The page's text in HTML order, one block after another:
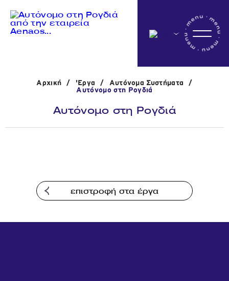
Η εταιρεία
Δραστηριότητες
Αρχική / 'Εργα / Αυτόνομα Συστήματα
/
Αυτόνομο στη Ρογδιά
Αυτόνομο στη Ρογδιά
επιστροφή στα έργα